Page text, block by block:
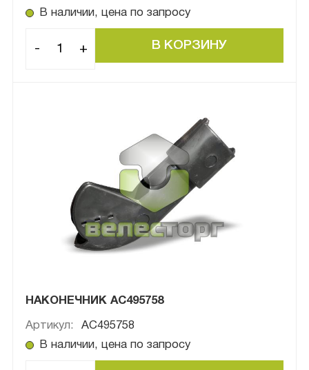
В наличии, цена по запросу
- +
НАКОНЕЧНИК AC495758
Артикул:
AC495758
В наличии, цена по запросу